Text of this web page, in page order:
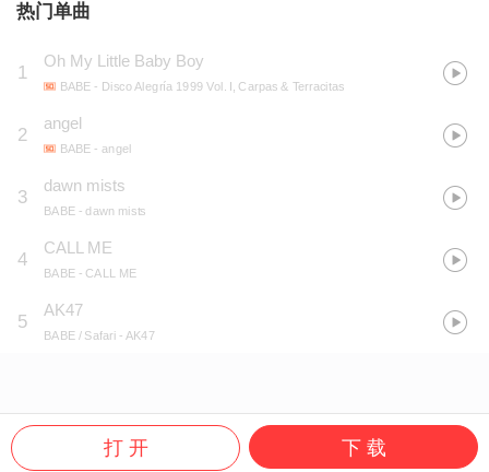
热门单曲
1
Oh My Little Baby Boy
BABE - Disco Alegría 1999 Vol. I, Carpas & Terracitas
2
angel
BABE - angel
3
dawn mists
BABE - dawn mists
4
CALL ME
BABE - CALL ME
5
AK47
BABE / Safari - AK47
打 开 下 载